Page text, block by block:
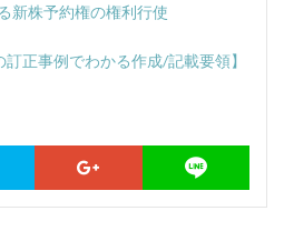
新株予約権の権利行使
正事例でわかる作成/記載要領】